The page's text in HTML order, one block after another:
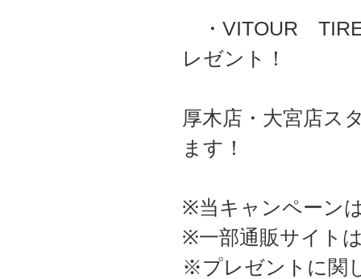
・VITOUR
レゼント！
厚木店・大宮店ス
ます！
※当キャンペーン
※一部通販サイト
※プレゼントに関